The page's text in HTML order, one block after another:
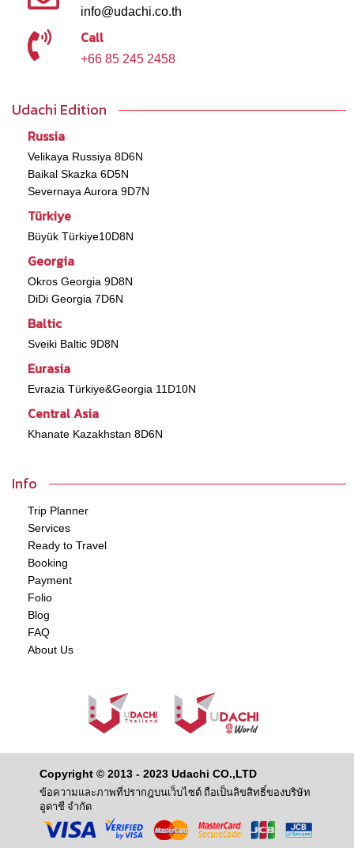
info@udachi.co.th
Call
+66 85 245 2458
Udachi Edition
Russia
Velikaya Russiya 8D6N
Baikal Skazka 6D5N
Severnaya Aurora 9D7N
Türkiye
Büyük Türkiye10D8N
Georgia
Okros Georgia 9D8N
DiDi Georgia 7D6N
Baltic
Sveiki Baltic 9D8N
Eurasia
Evrazia Türkiye&Georgia 11D10N
Central Asia
Khanate Kazakhstan 8D6N
Info
Trip Planner
Services
Ready to Travel
Booking
Payment
Folio
Blog
FAQ
About Us
Copyright © 2013 - 2023 Udachi CO.,LTD
ข้อความและภาพที่ปรากฎบนเว็บไซต์ ถือเป็นลิขสิทธิ์ของบริษัท
อูดาชี จำกัด